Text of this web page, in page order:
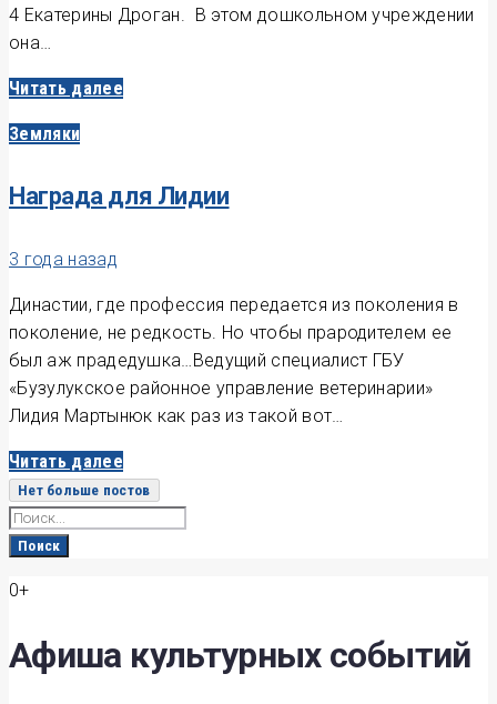
4 Екатерины Дроган. В этом дошкольном учреждении
она…
Читать далее
Земляки
Награда для Лидии
3 года назад
Династии, где профессия передается из поколения в
поколение, не редкость. Но чтобы прародителем ее
был аж прадедушка…Ведущий специалист ГБУ
«Бузулукское районное управление ветеринарии»
Лидия Мартынюк как раз из такой вот…
Читать далее
Нет больше постов
Search
for:
Поиск
0+
Афиша культурных событий